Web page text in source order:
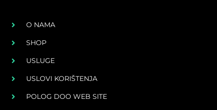
O NAMA
SHOP
USLUGE
USLOVI KORIŠTENJA
POLOG DOO WEB SITE